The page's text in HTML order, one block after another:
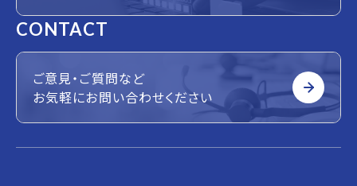
CONTACT
ご意見・ご質問など
お気軽にお問い合わせください